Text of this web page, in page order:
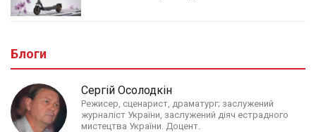
Блоги
Сергій Осолодкін
Режисер, сценарист, драматург; заслужений
журналіст України, заслужений діяч естрадного
мистецтва України. Доцент.